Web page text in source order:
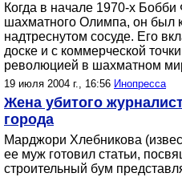
Когда в начале 1970-х
шахматного Олимпа, он был
надтреснутом сосуде. Его
доске и с коммерческой
революцией в шахматном
19 июля 2004 г., 16:56 Инопресса
Жена убитого
города
Марджори Хлебникова
ее муж готовил статьи,
строительный бум